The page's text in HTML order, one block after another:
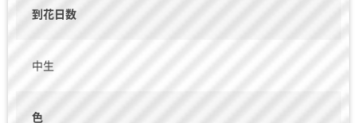
到花日数
中生
色